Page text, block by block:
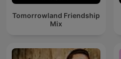
Tomorrowland Friendship
Mix